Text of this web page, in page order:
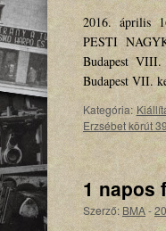
2016. április
PESTI
Budapest
Budapest VII.
Kategória:
Erzsébet körút
1 napos
Szerző: BMA-